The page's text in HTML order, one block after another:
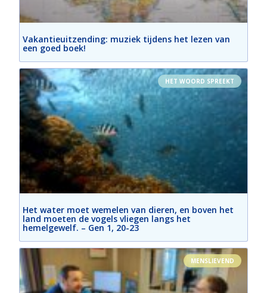
Vakantieuitzending: muziek tijdens het lezen van
een goed boek!
HET WOORD SPREEKT
Het water moet wemelen van dieren, en boven het
land moeten de vogels vliegen langs het
hemelgewelf. – Gen 1, 20-23
MENSLIEVEND